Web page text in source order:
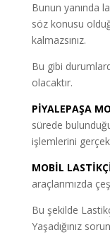
Bunun yanında
söz konusu
kalmazsınız.
Bu gibi
olacaktır.
PİYALEPAŞA
sürede
işlemlerini
MOBİL
araçlarımızda
Bu şekilde
Yaşadığınız